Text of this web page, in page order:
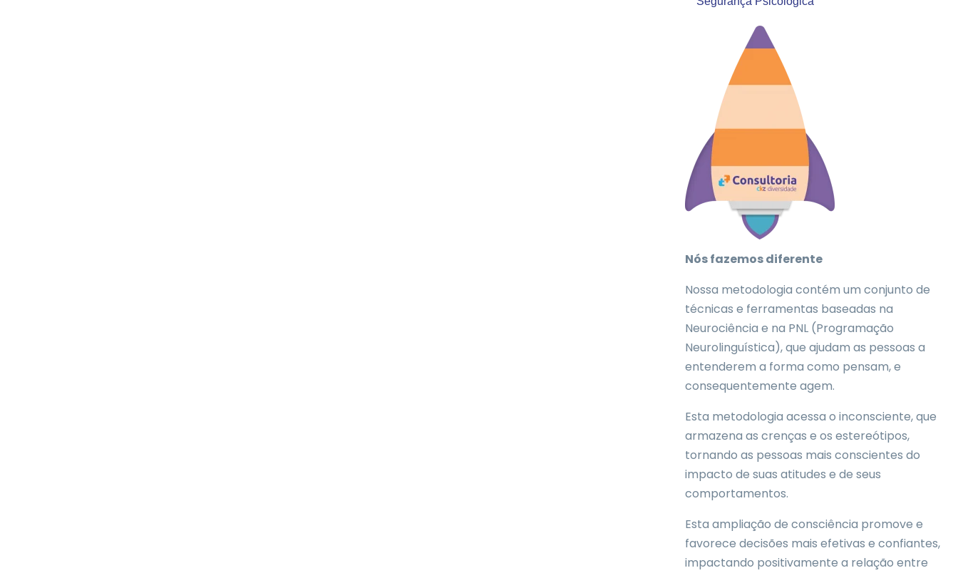
Nós fazemos diferente
Nossa metodologia contém um conjunto de
técnicas e ferramentas baseadas na
Neurociência e na PNL (Programação
Neurolinguística), que ajudam as pessoas a
entenderem a forma como pensam, e
consequentemente agem.
Esta metodologia acessa o inconsciente, que
armazena as crenças e os estereótipos,
tornando as pessoas mais conscientes do
impacto de suas atitudes e de seus
comportamentos.
Esta ampliação de consciência promove e
favorece decisões mais efetivas e confiantes,
impactando positivamente a relação entre